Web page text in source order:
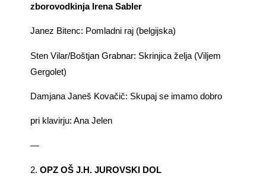
zborovodkinja Irena Sabler
Janez Bitenc: Pomladni raj (belgijska)
Sten Vilar/Boštjan Grabnar: Skrinjica želja (Viljem
Gergolet)
Damjana Janeš Kovačič: Skupaj se imamo dobro
pri klavirju: Ana Jelen
—
2.OPZ OŠ J.H. JUROVSKI DOL